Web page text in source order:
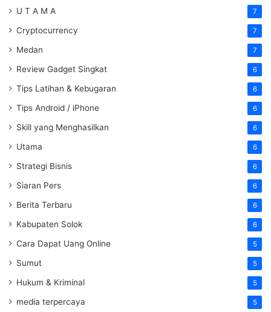
U T A M A 7
Cryptocurrency 7
Medan 7
Review Gadget Singkat 6
Tips Latihan & Kebugaran 6
Tips Android / iPhone 6
Skill yang Menghasilkan 6
Utama 6
Strategi Bisnis 6
Siaran Pers 6
Berita Terbaru 6
Kabupaten Solok 6
Cara Dapat Uang Online 5
Sumut 5
Hukum & Kriminal 5
media terpercaya 5